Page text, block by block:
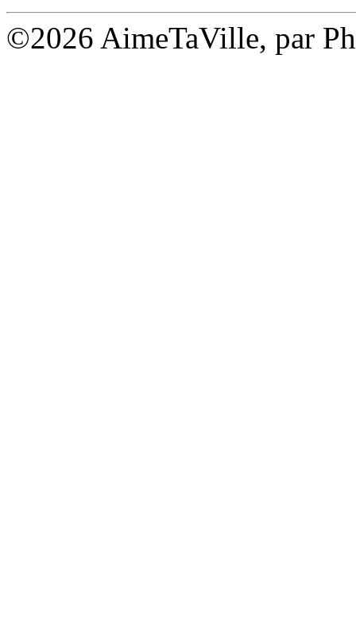
©2026 AimeTaVille, par